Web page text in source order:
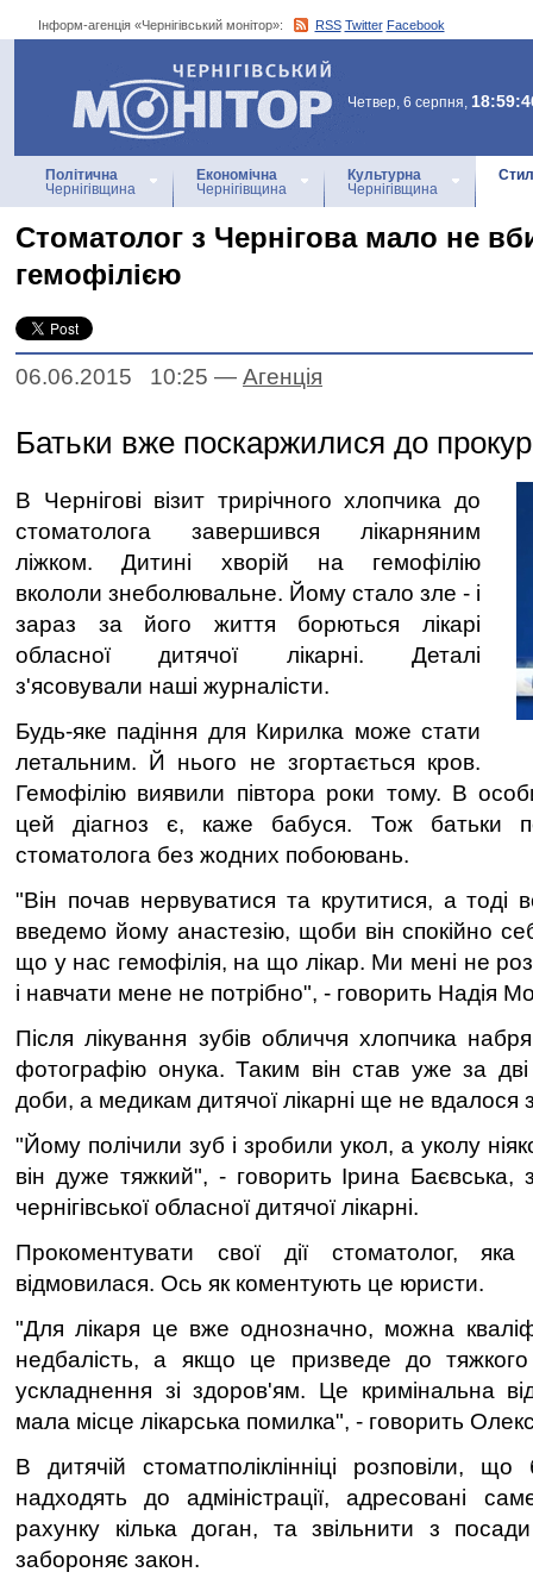
Інформ-агенція «Чернігівський монітор»: RSS Twitter Facebook
Інформ-агенція
«Чернігівський монітор»
Четвер, 6 серпня,
Політична
Чернігівщина
Економічна
Чернігівщина
Культурна
Чернігівщина
Стоматолог з Чернігова мало не
гемофілією
06.06.2015 10:25 — Агенцiя
Батьки вже поскаржилися до
В Чернігові візит трирічного хлопчика до
стоматолога завершився лікарняним
ліжком. Дитині хворій на гемофілію
вкололи знеболювальне. Йому стало зле - і
зараз за його життя борються лікарі
обласної дитячої лікарні. Деталі
з'ясовували наші журналісти.
Будь-яке падіння для Кирилка може стати
летальним. Й нього не згортається кров.
Гемофілію виявили півтора роки тому. В
цей діагноз є, каже бабуся. Тож батьки
стоматолога без жодних побоювань.
"Він почав нервуватися та крутитися, а тоді
введемо йому анастезію, щоби він спокійно
що у нас гемофілія, на що лікар. Ми мені не
і навчати мене не потрібно", - говорить Надія
Після лікування зубів обличчя хлопчика
фотографію онука. Таким він став уже за
доби, а медикам дитячої лікарні ще не вдалося
"Йому полічили зуб і зробили укол, а уколу
він дуже тяжкий", - говорить Ірина Баєвська,
чернігівської обласної дитячої лікарні.
Прокоментувати свої дії стоматолог,
відмовилася. Ось як коментують це юристи.
"Для лікаря це вже однозначно, можна
недбалість, а якщо це призведе до
ускладнення зі здоров'ям. Це кримінальна
мала місце лікарська помилка", - говорить
В дитячій стоматполіклінніці розповіли, що
надходять до адміністрації, адресовані
рахунку кілька доган, та звільнити з
забороняє закон.